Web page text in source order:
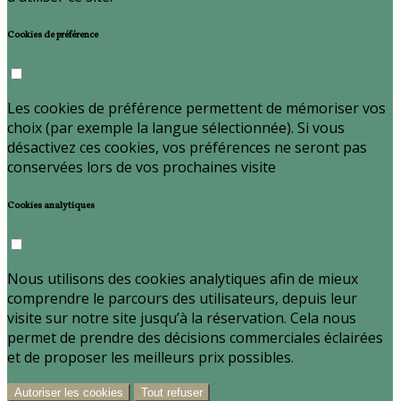
Cookies de préférence
Les cookies de préférence permettent de mémoriser vos
choix (par exemple la langue sélectionnée). Si vous
désactivez ces cookies, vos préférences ne seront pas
conservées lors de vos prochaines visite
Cookies analytiques
Nous utilisons des cookies analytiques afin de mieux
comprendre le parcours des utilisateurs, depuis leur
visite sur notre site jusqu’à la réservation. Cela nous
permet de prendre des décisions commerciales éclairées
et de proposer les meilleurs prix possibles.
Autoriser les cookies Tout refuser